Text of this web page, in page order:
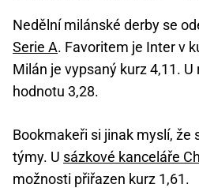
Nedělní milánské derby se
Serie A. Favoritem je Inter v
Milán je vypsaný kurz 4,11.
hodnotu 3,28.
Bookmakeři si jinak myslí, že
týmy. U sázkové kanceláře
možnosti přiřazen kurz 1,61.